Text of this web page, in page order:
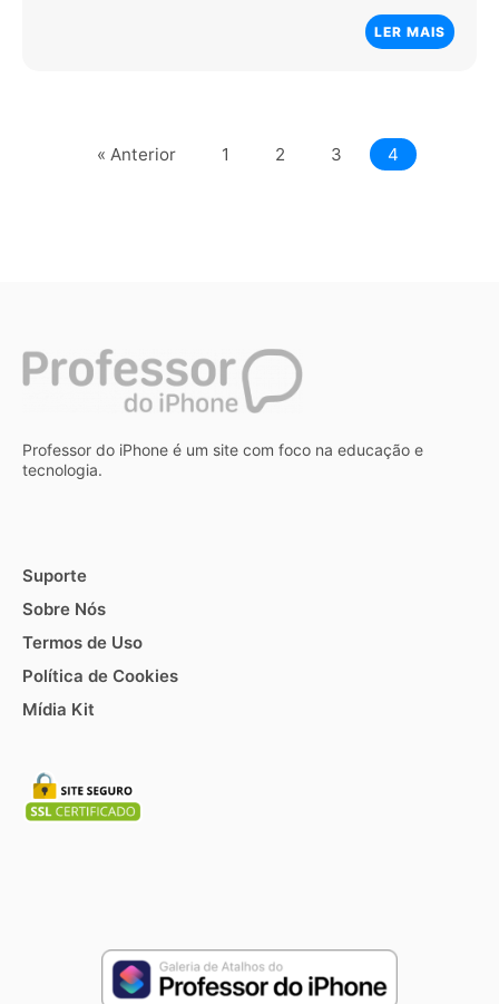
LER MAIS
« Anterior 1 2 3 4
Professor do iPhone é um site com foco na educação e
tecnologia.
Suporte
Sobre Nós
Termos de Uso
Política de Cookies
Mídia Kit